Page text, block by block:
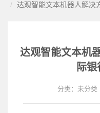
达观智能文本机器人解决
达观智能文本机
际
分类： 未分类